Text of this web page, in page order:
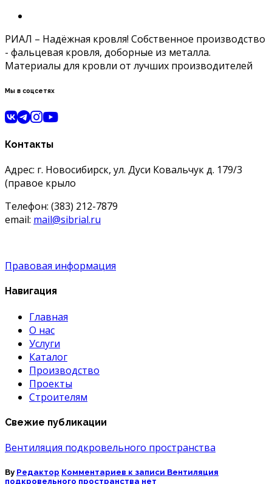
РИАЛ – Надёжная кровля! Собственное производство
- фальцевая кровля, доборные из металла.
Материалы для кровли от лучших производителей
Мы в соцсетях
Контакты
Адрес: г. Новосибирск, ул. Дуси Ковальчук д. 179/3
(правое крыло
Телефон: (383) 212-7879
email: mail@sibrial.ru
Правовая информация
Навигация
Главная
О нас
Услуги
Каталог
Производство
Проекты
Строителям
Свежие публикации
Вентиляция подкровельного пространства
By Редактор Комментариев к записи Вентиляция
подкровельного пространства нет